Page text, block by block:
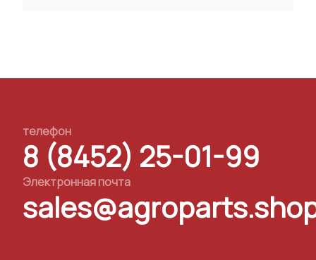
телефон
8 (8452) 25-01-99
Электронная почта